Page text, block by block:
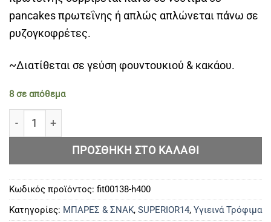
pancakes πρωτεΐνης ή απλώς απλώνεται πάνω σε
ρυζογκοφρέτες.
~Διατίθεται σε γεύση φουντουκιού & κακάου.
8 σε απόθεμα
Protein Spread with Hazelnut & Cocoa ποσότητα
ΠΡΟΣΘΉΚΗ ΣΤΟ ΚΑΛΆΘΙ
Κωδικός προϊόντος: fit00138-h400
Κατηγορίες: ΜΠΑΡΕΣ & ΣΝΑΚ, SUPERIOR14, Υγιεινά Τρόφιμα